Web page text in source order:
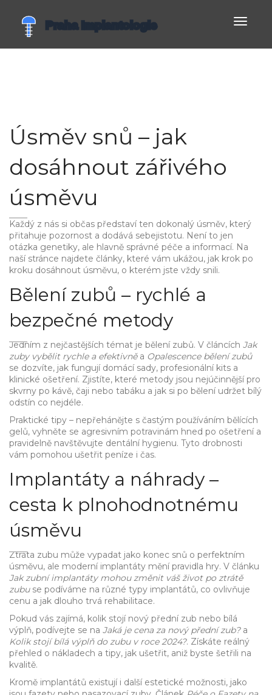
Úsměv snů – jak
dosáhnout zářivého
úsměvu
Každý z nás si občas představí ten dokonalý úsměv, který
přitahuje pozornost a dodává sebejistotu. Není to jen
otázka genetiky, ale hlavně správné péče a informací. Na
naší stránce najdete články, které vám ukážou, jak krok po
kroku dosáhnout úsměvu, o kterém jste vždy snili.
Bělení zubů – rychlé a
bezpečné metody
Jedním z nejčastějších témat je bělení zubů. V článcích Jak
zuby vybělit rychle a efektivněa Opalescence bělení zubů
se dozvíte, jak fungují domácí sady, profesionální kits a
klinické ošetření. Zjistíte, které metody jsou nejúčinnější pro
skvrny po kávě, čaji nebo tabáku a jak si po bělení udržet bílý
odstín co nejdéle.
Praktické tipy – nepřehánějte s častým používáním bělících
gelů, vyhněte se agresivním potravinám hned po ošetření a
pravidelně navštěvujte dentální hygienu. Tyto drobnosti
vám pomohou ušetřit peníze i čas.
Implantáty a náhrady –
cesta k plnohodnotnému
úsměvu
Ztráta zubu může vypadat jako konec snů o perfektním
úsměvu, ale moderní implantáty mění pravidla hry. V článku
Jak zubní implantáty mohou změnit váš život po ztrátě
zubuse podíváme na různé typy implantátů, co ovlivňuje
cenu a jak dlouho trvá rehabilitace.
Pokud vás zajímá, kolik stojí nový přední zub nebo bílá
výplň, podívejte se na Jaká je cena za nový přední zub?a
Kolik stojí bílá výplň do zubu v roce 2024?. Získáte reálný
přehled o nákladech a tipy, jak ušetřit, aniž byste šetřili na
kvalitě.
Kromě implantátů existují i další estetické možnosti, jako